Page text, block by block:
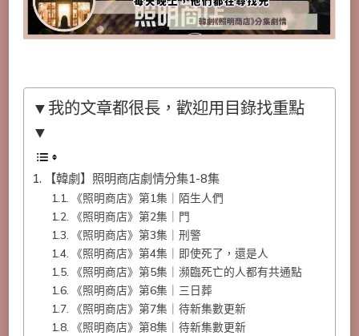
▼我的文章都很長，歡迎用目錄找重點
▼
【韓劇】照明商店劇情分集1-8集
《照明商店》第1集｜陌生人們
《照明商店》第2集｜門
《照明商店》第3集｜刑警
《照明商店》第4集｜即使死了，還是人
《照明商店》第5集｜瀕臨死亡的人都有共通點
《照明商店》第6集｜三日葬
《照明商店》第7集｜待新集數更新
《照明商店》第8集｜待新集數更新